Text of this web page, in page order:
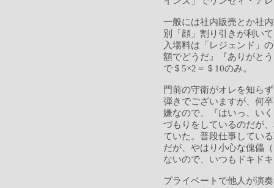
一般には社内販売とか社
別「顔」割り引きが利い
入場料は「レジェンド」
額でどうだ』『ありがと
で＄5×2＝＄10のみ。
門前の守衛がオレを知ら
弾きでございますが、何
嫌なので、『はいっ、い
づもりをしているのだが
ていた。普段仕事してい
だが、やはり小心な傀儡
ないので、いつもドキド
プライベートで他人が演